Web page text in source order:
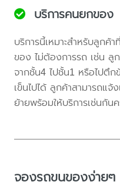
บริการคนยกของ
บริการนี้เหมาะสำหรับลูกค้
ของ ไม่ต้องการรถ เช่น
จากชั้น4 ไปชั้น1 หรือไปตึก
เข็นไปได้ ลูกค้าสามารถแจ้
ย้ายพร้อมให้บริการเช่นกัน
จองรถขนของง่าย